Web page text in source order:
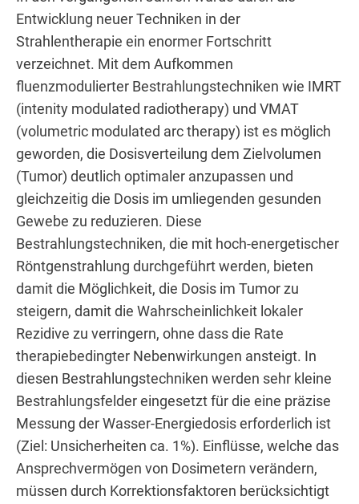
Entwicklung neuer Techniken in der
Strahlentherapie ein enormer Fortschritt
verzeichnet. Mit dem Aufkommen
fluenzmodulierter Bestrahlungstechniken wie IMRT
(intenity modulated radiotherapy) und VMAT
(volumetric modulated arc therapy) ist es möglich
geworden, die Dosisverteilung dem Zielvolumen
(Tumor) deutlich optimaler anzupassen und
gleichzeitig die Dosis im umliegenden gesunden
Gewebe zu reduzieren. Diese
Bestrahlungstechniken, die mit hoch-energetischer
Röntgenstrahlung durchgeführt werden, bieten
damit die Möglichkeit, die Dosis im Tumor zu
steigern, damit die Wahrscheinlichkeit lokaler
Rezidive zu verringern, ohne dass die Rate
therapiebedingter Nebenwirkungen ansteigt. In
diesen Bestrahlungstechniken werden sehr kleine
Bestrahlungsfelder eingesetzt für die eine präzise
Messung der Wasser-Energiedosis erforderlich ist
(Ziel: Unsicherheiten ca. 1%). Einflüsse, welche das
Ansprechvermögen von Dosimetern verändern,
müssen durch Korrektionsfaktoren berücksichtigt